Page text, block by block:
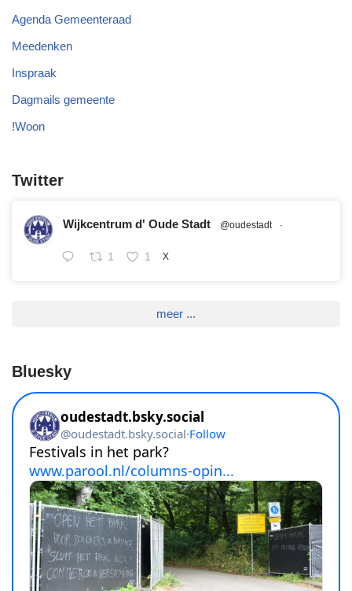
Agenda Gemeenteraad
Meedenken
Inspraak
Dagmails gemeente
!Woon
Twitter
Wijkcentrum d' Oude Stadt @oudestadt ·
1 1 X
meer ...
Bluesky